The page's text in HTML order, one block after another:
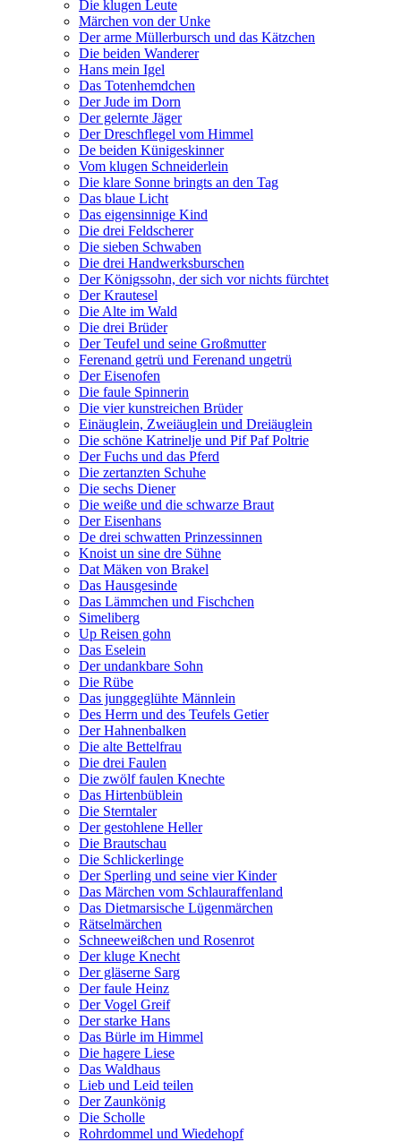
Die klugen Leute
Märchen von der Unke
Der arme Müllerbursch und das Kätzchen
Die beiden Wanderer
Hans mein Igel
Das Totenhemdchen
Der Jude im Dorn
Der gelernte Jäger
Der Dreschflegel vom Himmel
De beiden Künigeskinner
Vom klugen Schneiderlein
Die klare Sonne bringts an den Tag
Das blaue Licht
Das eigensinnige Kind
Die drei Feldscherer
Die sieben Schwaben
Die drei Handwerksburschen
Der Königssohn, der sich vor nichts fürchtet
Der Krautesel
Die Alte im Wald
Die drei Brüder
Der Teufel und seine Großmutter
Ferenand getrü und Ferenand ungetrü
Der Eisenofen
Die faule Spinnerin
Die vier kunstreichen Brüder
Einäuglein, Zweiäuglein und Dreiäuglein
Die schöne Katrinelje und Pif Paf Poltrie
Der Fuchs und das Pferd
Die zertanzten Schuhe
Die sechs Diener
Die weiße und die schwarze Braut
Der Eisenhans
De drei schwatten Prinzessinnen
Knoist un sine dre Sühne
Dat Mäken von Brakel
Das Hausgesinde
Das Lämmchen und Fischchen
Simeliberg
Up Reisen gohn
Das Eselein
Der undankbare Sohn
Die Rübe
Das junggeglühte Männlein
Des Herrn und des Teufels Getier
Der Hahnenbalken
Die alte Bettelfrau
Die drei Faulen
Die zwölf faulen Knechte
Das Hirtenbüblein
Die Sterntaler
Der gestohlene Heller
Die Brautschau
Die Schlickerlinge
Der Sperling und seine vier Kinder
Das Märchen vom Schlauraffenland
Das Dietmarsische Lügenmärchen
Rätselmärchen
Schneeweißchen und Rosenrot
Der kluge Knecht
Der gläserne Sarg
Der faule Heinz
Der Vogel Greif
Der starke Hans
Das Bürle im Himmel
Die hagere Liese
Das Waldhaus
Lieb und Leid teilen
Der Zaunkönig
Die Scholle
Rohrdommel und Wiedehopf